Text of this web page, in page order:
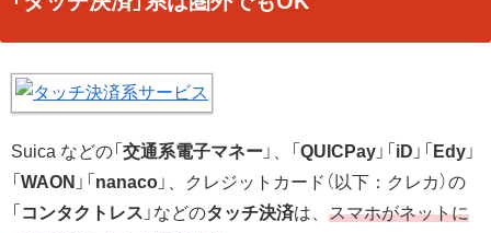
Suica などの「 交通系電子マネー 」、「 QUICPay 」「 iD 」「 Edy 」
「 WAON 」「 nanaco 」、クレジットカード（以下：クレカ）の
「 コンタクトレス 」などのタッチ決済は、 スマホがネットに